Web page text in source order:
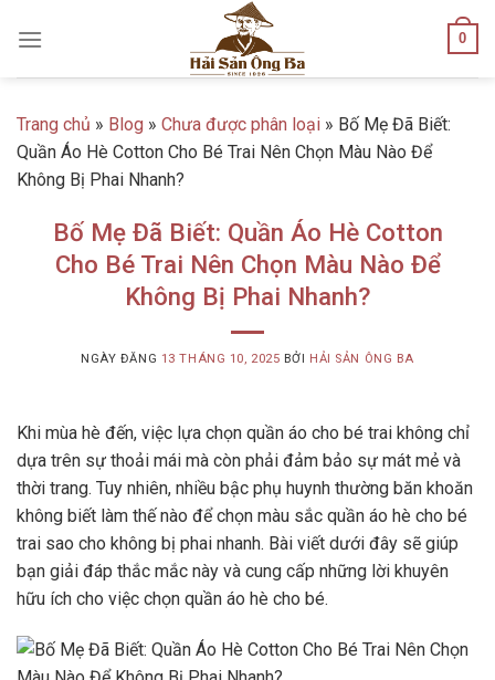
0
Trang chủ » Blog » Chưa được phân loại » Bố Mẹ Đã Biết:
Quần Áo Hè Cotton Cho Bé Trai Nên Chọn Màu Nào Để
Không Bị Phai Nhanh?
Bố Mẹ Đã Biết: Quần Áo Hè Cotton
Cho Bé Trai Nên Chọn Màu Nào Để
Không Bị Phai Nhanh?
NGÀY ĐĂNG 13 THÁNG 10, 2025 BỞI HẢI SẢN ÔNG BA
Khi mùa hè đến, việc lựa chọn quần áo cho bé trai không chỉ
dựa trên sự thoải mái mà còn phải đảm bảo sự mát mẻ và
thời trang. Tuy nhiên, nhiều bậc phụ huynh thường băn khoăn
không biết làm thế nào để chọn màu sắc quần áo hè cho bé
trai sao cho không bị phai nhanh. Bài viết dưới đây sẽ giúp
bạn giải đáp thắc mắc này và cung cấp những lời khuyên
hữu ích cho việc chọn quần áo hè cho bé.